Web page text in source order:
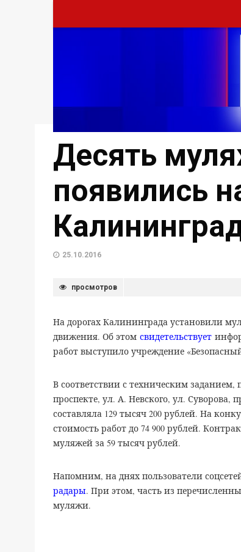
Десять
появились
25.10.2016
просмотров
На дорогах Калининграда установили
движения. Об этом свидетельствует
работ выступило учреждение
В соответствии с техническим
проспекте, ул. А. Невского, ул. Суворова,
составляла 129 тысяч 200 рублей. На
стоимость работ до 74 900 рублей.
муляжей за 59 тысяч рублей.
Напомним, на днях пользователи
радары. При этом, часть из
муляжи.